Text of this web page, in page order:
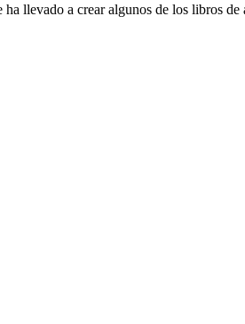
llevado a crear algunos de los libros de